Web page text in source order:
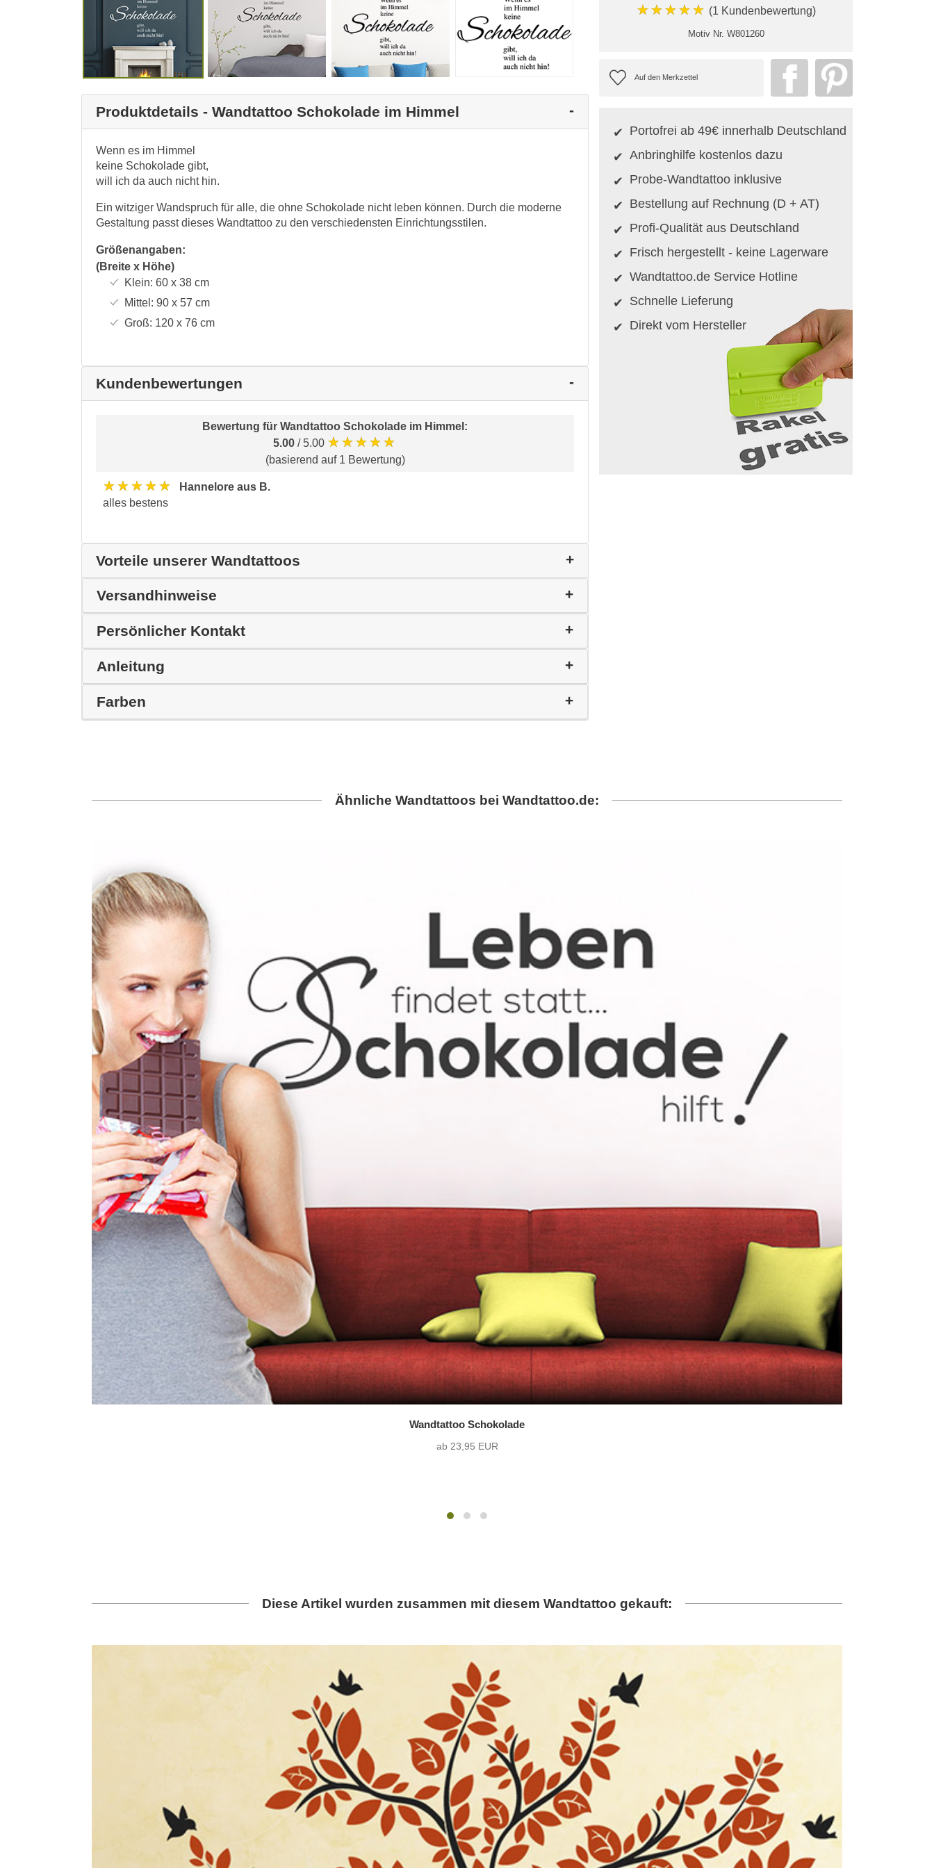
Produktdetails - Wandtattoo Schokolade im Himmel
Wenn es im Himmel
keine Schokolade gibt,
will ich da auch nicht hin.
Ein witziger Wandspruch für alle, die ohne Schokolade nicht leben können. Durch die moderne
Gestaltung passt dieses Wandtattoo zu den verschiedensten Einrichtungsstilen.
Größenangaben:
(Breite x Höhe)
Klein: 60 x 38cm
Mittel: 90 x 57 cm
Groß: 120 x 76cm
Kundenbewertungen
Bewertung für Wandtattoo Schokolade im Himmel :
5.00 / 5.00 ★★★★★
(basierend auf 1 Bewertung)
★★★★★
Hannelore aus B.
alles bestens
Vorteile unserer Wandtattoos
Versandhinweise
Persönlicher Kontakt
Anleitung
Farben
★★★★★ (1 Kundenbewertung)
Motiv Nr. W801260
Portofrei ab 49€ innerhalb Deutschland
Anbringhilfe kostenlos dazu
Probe-Wandtattoo inklusive
Bestellung auf Rechnung (D + AT)
Profi-Qualität aus Deutschland
Frisch hergestellt - keine Lagerware
Wandtattoo.de Service Hotline
Schnelle Lieferung
Direkt vom Hersteller
Ähnliche Wandtattoos bei Wandtattoo.de:
Wandtattoo Schokolade
ab 23,95 EUR
Diese Artikel wurden zusammen mit diesem Wandtattoo gekauft: